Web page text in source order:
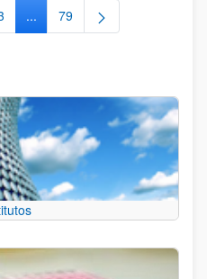
Página
...Páginas intermedias Use TAB
Página
79